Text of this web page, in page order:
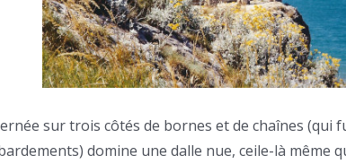
sur trois côtés de bornes et de chaînes (qui
domine une dalle nue, ceile-là même